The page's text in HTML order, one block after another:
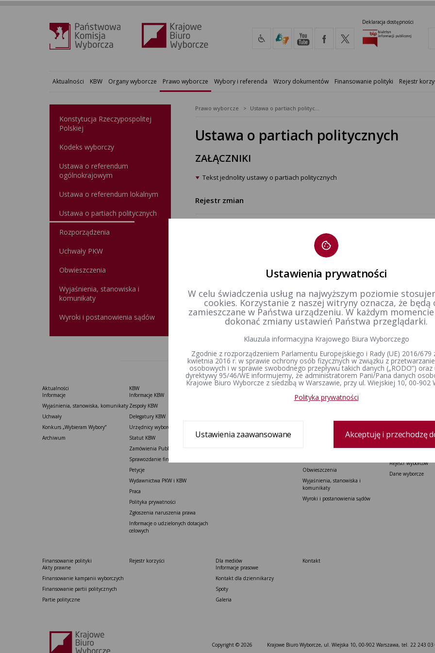
Deklaracja dostępności
Aktualności KBW Organy wyborcze Prawo wyborcze Wybory i referenda Wzory dokumentów Finansowanie polityki Rejestr
Konstytucja Rzeczypospolitej
Polskiej​
Kodeks wyborczy
Ustawa o referendum
ogólnokrajowym
Ustawa o referendum lokalnym
Ustawa o partiach politycznych
Rozporządzenia
Uchwały PKW
Obwieszczenia
Wyjaśnienia, stanowiska i
komunikaty
Wyroki i postanowienia sądów
Prawo wyborcze
Ustawa o partiach politycznych
ZAŁĄCZNIKI
Tekst jednolity ustawy o partiach politycznych
Rejestr zmian
Aktualności
Informacje
Wyjaśnienia, stanowiska, komunikaty
Uchwały
Konkurs „Wybieram Wybory”
Archiwum
KBW
Informacje KBW
Zespoły KBW
Delegatury ​KBW
Urzędnicy wyborczy
Statut K​BW
Zamówienia Publiczne
Sprawozdanie finansowe
Petycje
Wydawnictwa PKW i KBW
Praca
Polityka prywatności
Zgłoszenia naruszenia prawa
Informacje o udzielonych dotacjach
celowych
Organy wyborcze
Konstytucja Rzeczypospolitej Polskiej​
Ustawa o partiach politycznych
Rozporządzenia
Obwieszczenia
Wyjaśnienia, stanowiska i
komunikaty
Wyroki i postanowienia sądów
Wybory i referenda
Wybory
Rejestr wyborców
Dane wyborcze
Finansowanie polityki
Akty prawne
Finansowanie kampanii wyborczych
Finansowanie partii politycznych
Partie polityczne
Rejestr korzyści
Dla mediów
Informacje prasowe
Kontakt dla dziennikarzy
Spoty
Galeria
Kontakt
Copyright © 2026 Krajowe Biuro Wyborcze, ul. Wiejska 10, 00-902 Warszawa, tel. 22 243 03
Ustawienia prywatności
W celu świadczenia usług na najwyższym poziomie
cookies. Korzystanie z naszej witryny oznacza, że będą
zamieszczane w Państwa urządzeniu. W każdym
dokonać zmiany ustawień Państwa przeglądarki.
Klauzula informacyjna Krajowego Biura Wyborczego
Zgodnie z rozporządzeniem Parlamentu Europejskiego i Rady (UE) 2016/679
kwietnia 2016 r. w sprawie ochrony osób fizycznych w związku z
osobowych i w sprawie swobodnego przepływu takich danych („RODO”) oraz
dyrektywy 95/46/WE informujemy, że administratorem Pani/Pana danych
Krajowe Biuro Wyborcze z siedzibą w Warszawie, przy ul. Wiejskiej 10, 00-902
Polityka prywatności
Ustawienia zaawansowane Akceptuję i przechodzę